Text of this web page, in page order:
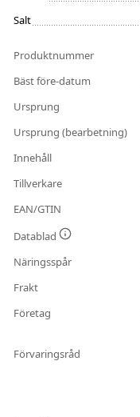
Salt
Produktnummer
Bäst före-datum
Ursprung
Ursprung (bearbetning)
Innehåll
Tillverkare
EAN/GTIN
Datablad
Näringsspår
Frakt
Företag
Förvaringsråd